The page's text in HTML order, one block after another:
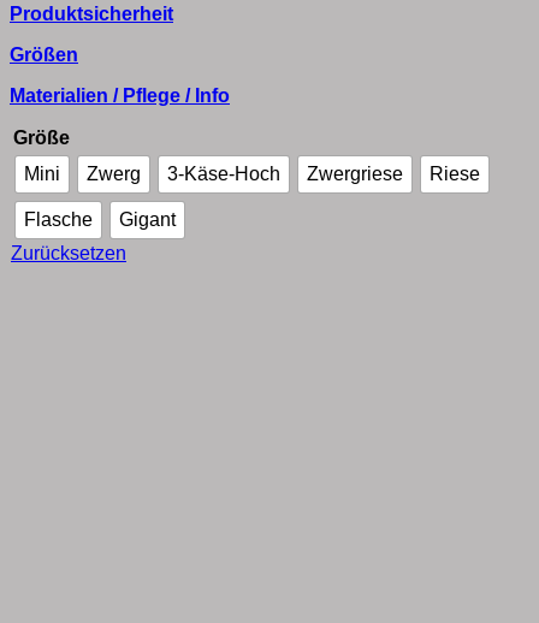
Produktsicherheit
Größen
Materialien / Pflege / Info
Größe
Mini
Zwerg 3-Käse-Hoch Zwergriese Riese
Flasche
Gigant
Zurücksetzen